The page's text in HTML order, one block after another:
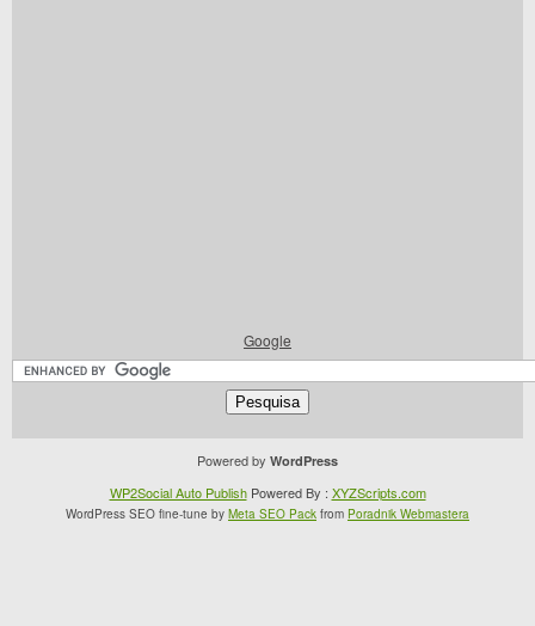
Google
Powered by WordPress
WP2Social Auto PublishPowered By : XYZScripts.com
WordPress SEO fine-tune by Meta SEO Pack from Poradnik Webmastera